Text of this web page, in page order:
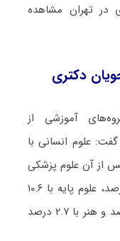
در تهران مشاهده
دکتری
آموزشی از
علوم انسانی با
پس از آن علوم پزشکی
با ۱۷.۹ درصد، فنی و مهندسی با ۱۶.۶ درصد، علوم پایه با ۱۰.۶
درصد، کشاورزی و دامپزشکی با ۸.۸ درصد و هنر با ۲.۷ درصد